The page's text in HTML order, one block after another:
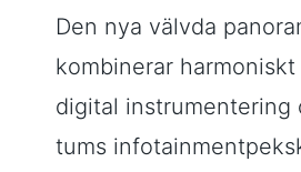
Den nya välvda
kombinerar
digital instrumentering
tums